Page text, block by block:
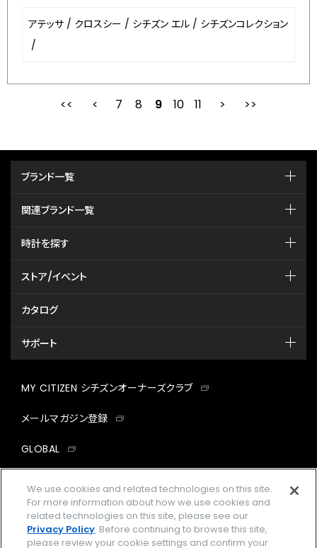
アテッサ / クロスシー / シチズン エル / シチズンコレクション
/
最初 前
7 8 9 10 11
ブランド一覧
関連ブランド一覧
時計を探す
ストア/イベント
カタログ
サポート
MY CITIZEN シチズンオーナーズクラブ
メールマガジン登録
GLOBAL
facebookinstagramtwitter
We use cookies and related technologies on this site.
For more information about how we use cookies and
related technologies on this site, please see our
Privacy Policy. Before continuing to browse this site,
please review your cookie settings and confirm your